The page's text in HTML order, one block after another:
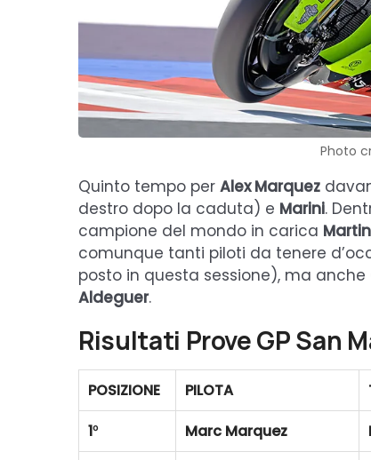
Photo
Quinto tempo per Alex Marquez
destro dopo la caduta) e Marini.
campione del mondo in carica Martin
comunque tanti piloti da tenere
posto in questa sessione), ma anche
Aldeguer.
Risultati Prove GP San
POSIZIONE PILOTA
1° Marc Marquez